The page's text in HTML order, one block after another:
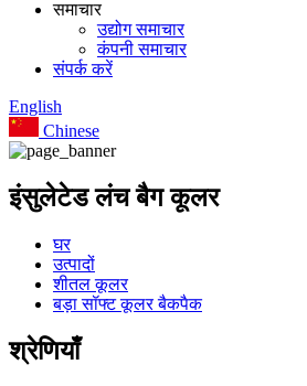
समाचार
उद्योग समाचार
कंपनी समाचार
संपर्क करें
English
Chinese
इंसुलेटेड लंच बैग कूलर
घर
उत्पादों
शीतल कूलर
बड़ा सॉफ्ट कूलर बैकपैक
श्रेणियाँ